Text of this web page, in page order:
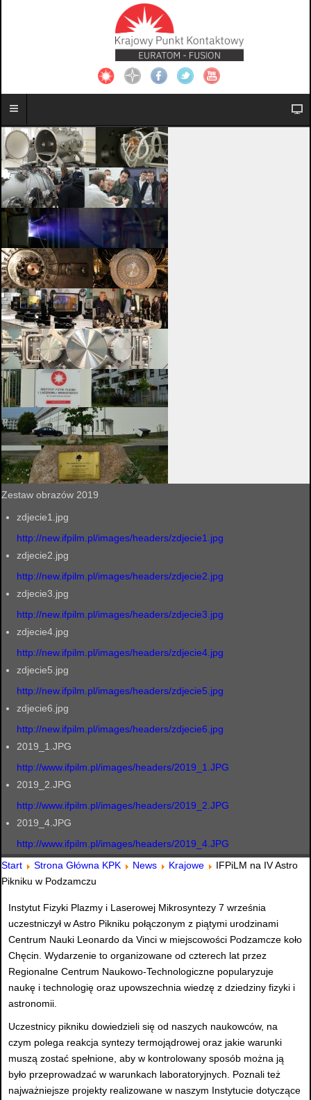
Zestaw obrazów 2019
zdjecie1.jpg
http://new.ifpilm.pl/images/headers/zdjecie1.jpg
zdjecie2.jpg
http://new.ifpilm.pl/images/headers/zdjecie2.jpg
zdjecie3.jpg
http://new.ifpilm.pl/images/headers/zdjecie3.jpg
zdjecie4.jpg
http://new.ifpilm.pl/images/headers/zdjecie4.jpg
zdjecie5.jpg
http://new.ifpilm.pl/images/headers/zdjecie5.jpg
zdjecie6.jpg
http://new.ifpilm.pl/images/headers/zdjecie6.jpg
2019_1.JPG
http://www.ifpilm.pl/images/headers/2019_1.JPG
2019_2.JPG
http://www.ifpilm.pl/images/headers/2019_2.JPG
2019_4.JPG
http://www.ifpilm.pl/images/headers/2019_4.JPG
Start
Strona Główna KPK News Krajowe
IFPiLM na IV Astro
Pikniku w Podzamczu
Instytut Fizyki Plazmy i Laserowej Mikrosyntezy 7 września
uczestniczył w Astro Pikniku połączonym z piątymi urodzinami
Centrum Nauki Leonardo da Vinci w miejscowości Podzamcze koło
Chęcin. Wydarzenie to organizowane od czterech lat przez
Regionalne Centrum Naukowo-Technologiczne popularyzuje
naukę i technologię oraz upowszechnia wiedzę z dziedziny fizyki i
astronomii.
Uczestnicy pikniku dowiedzieli się od naszych naukowców, na
czym polega reakcja syntezy termojądrowej oraz jakie warunki
muszą zostać spełnione, aby w kontrolowany sposób można ją
było przeprowadzać w warunkach laboratoryjnych. Poznali też
najważniejsze projekty realizowane w naszym Instytucie dotyczące